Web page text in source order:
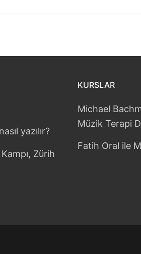
yazılır?
Zürih
KURSLAR
Michael
Müzik Terapi
Fatih Oral ile